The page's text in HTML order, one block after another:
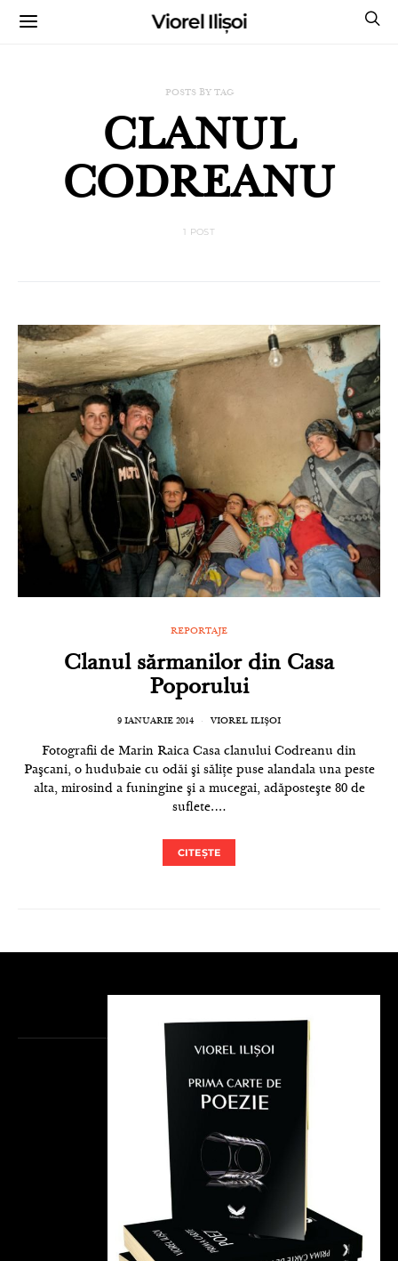
Viorel Ilișoi
POSTS BY TAG
CLANUL
CODREANU
1 POST
REPORTAJE
Clanul sărmanilor din Casa
Poporului
9 IANUARIE 2014 VIOREL ILIȘOI
Fotografii de Marin Raica Casa clanului Codreanu din
Paşcani, o hudubaie cu odăi şi săliţe puse alandala una peste
alta, mirosind a funingine şi a mucegai, adăposteşte 80 de
suflete.…
CITEȘTE
CUMPĂRĂ CĂRȚILE MELE CU AUTOGRAF